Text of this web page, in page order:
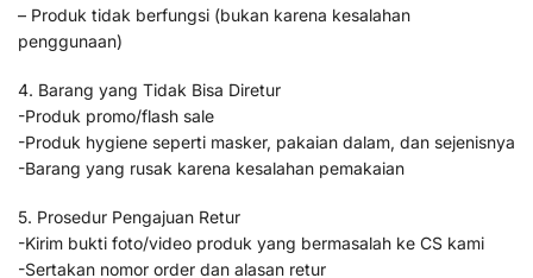
– Produk tidak berfungsi (bukan karena kesalahan
penggunaan)
4. Barang yang Tidak Bisa Diretur
-Produk promo/flash sale
-Produk hygiene seperti masker, pakaian dalam, dan sejenisnya
-Barang yang rusak karena kesalahan pemakaian
5. Prosedur Pengajuan Retur
-Kirim bukti foto/video produk yang bermasalah ke CS kami
-Sertakan nomor order dan alasan retur